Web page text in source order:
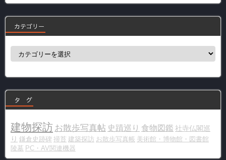
カテゴリー
カ
ー
タ グ
建物探訪 お散歩写真帖 史蹟巡り 食物図鑑 社寺仏閣巡
り 鎌倉史跡碑 掃苔 建築探訪 お散歩写真帳 美術館・博物館・図書館
陵墓 PC・AV関連機器